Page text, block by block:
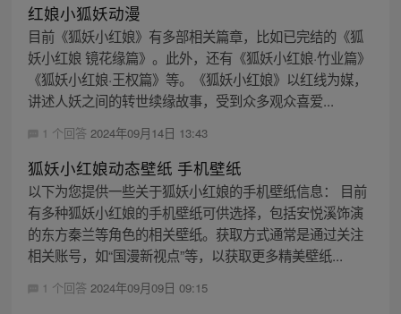
红娘小狐妖动漫
目前《狐妖小红娘》有多部相关篇章，比如已完结的《狐
妖小红娘 镜花缘篇》。此外，还有《狐妖小红娘·竹业篇》
《狐妖小红娘·王权篇》等。《狐妖小红娘》以红线为媒，
讲述人妖之间的转世续缘故事，受到众多观众喜爱...
1 个回答 2024年09月14日 13:43
狐妖小红娘动态壁纸 手机壁纸
以下为您提供一些关于狐妖小红娘的手机壁纸信息： 目前
有多种狐妖小红娘的手机壁纸可供选择，包括安悦溪饰演
的东方秦兰等角色的相关壁纸。获取方式通常是通过关注
相关账号，如“国漫新视点”等，以获取更多精美壁纸...
1 个回答 2024年09月09日 09:15